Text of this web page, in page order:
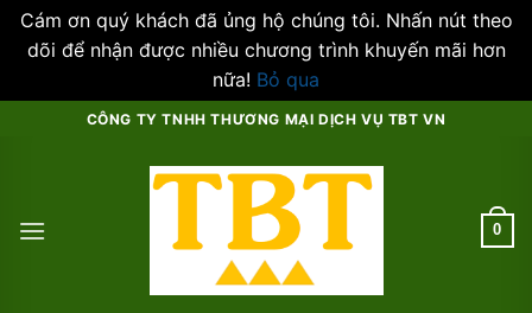
Cám ơn quý khách đã ủng hộ chúng tôi. Nhấn nút theo
dõi để nhận được nhiều chương trình khuyến mãi hơn
nữa! Bỏ qua
CÔNG TY TNHH THƯƠNG MẠI DỊCH VỤ TBT VN
0